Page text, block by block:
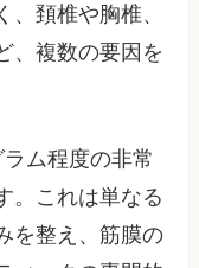
、頚椎や胸椎、
、複数の要因を
ム程度の非常
。これは単なる
を整え、筋膜の